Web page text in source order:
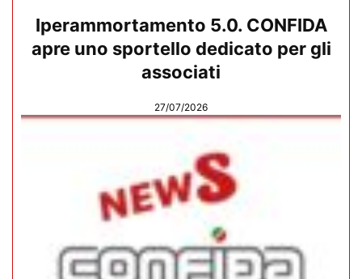
Iperammortamento 5.0. CONFIDA
apre uno sportello dedicato per gli
associati
27/07/2026